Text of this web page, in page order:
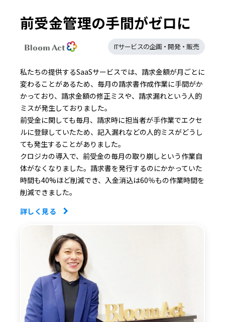
前受金管理の手間がゼロに
ITサービスの企画・開発・販売
私たちの提供するSaaSサービスでは、請求金額が月ごとに
変わることがあるため、毎月の請求書作成作業に手間がか
かっており、請求金額の修正ミスや、請求漏れという人的
ミスが発生しておりました。
前受金に関しても毎月、請求時に担当者が手作業でエクセ
ルに登録していたため、記入漏れなどの人的ミスがどうし
ても発生することがありました。
クロジカの導入で、前受金の毎月の取り崩しという作業自
体がなくなりました。請求書を発行するのにかかっていた
時間も40%ほど削減でき、入金消込は60％もの作業時間を
削減できました。
詳しく見る